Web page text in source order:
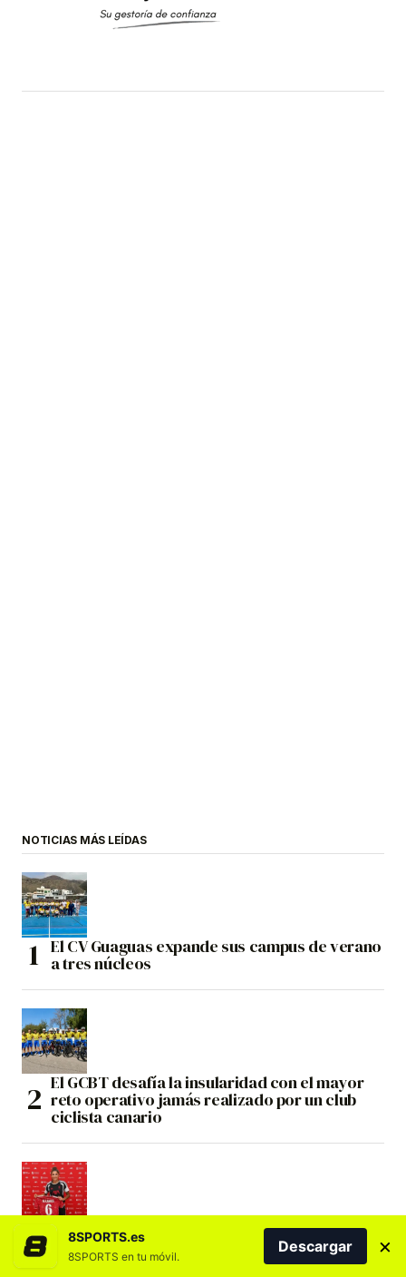
NOTICIAS MÁS LEÍDAS
El CV Guaguas expande sus campus de verano
a tres núcleos
El GCBT desafía la insularidad con el mayor
reto operativo jamás realizado por un club
ciclista canario
Natalia Ramos deja el Costa Adeje Tenerife
tras más de una década y jugará en Inglaterra
con el Liverpool
8SPORTS.es
8SPORTS en tu móvil.
Descargar ×